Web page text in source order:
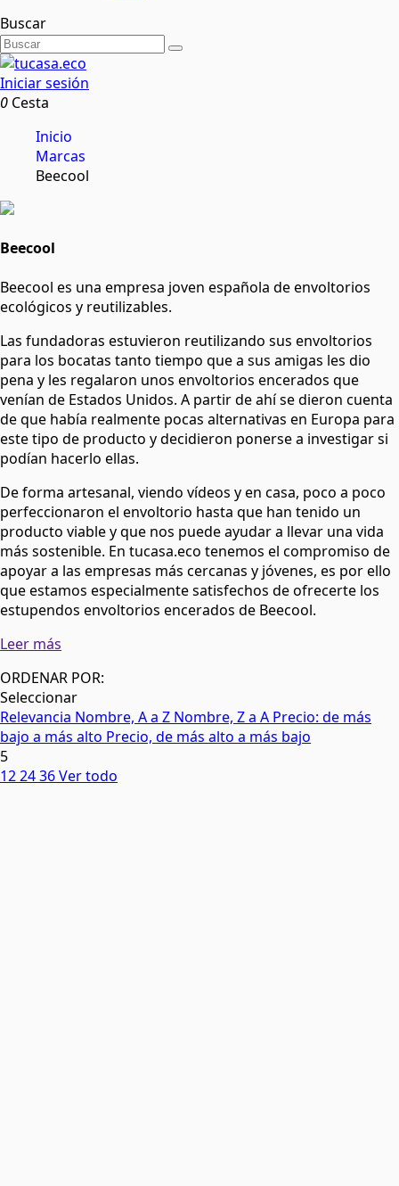
Buscar
Iniciar sesión
0 Cesta
Inicio
Marcas
Beecool
Beecool
Beecool es una empresa joven española de envoltorios
ecológicos y reutilizables.
Las fundadoras estuvieron reutilizando sus envoltorios
para los bocatas tanto tiempo que a sus amigas les dio
pena y les regalaron unos envoltorios encerados que
venían de Estados Unidos. A partir de ahí se dieron cuenta
de que había realmente pocas alternativas en Europa para
este tipo de producto y decidieron ponerse a investigar si
podían hacerlo ellas.
De forma artesanal, viendo vídeos y en casa, poco a poco
perfeccionaron el envoltorio hasta que han tenido un
producto viable y que nos puede ayudar a llevar una vida
más sostenible. En tucasa.eco tenemos el compromiso de
apoyar a las empresas más cercanas y jóvenes, es por ello
que estamos especialmente satisfechos de ofrecerte los
estupendos envoltorios encerados de Beecool.
Leer más
ORDENAR POR:
Seleccionar
Relevancia Nombre, A a Z Nombre, Z a A Precio: de más
bajo a más alto Precio, de más alto a más bajo
5
122436Ver todo